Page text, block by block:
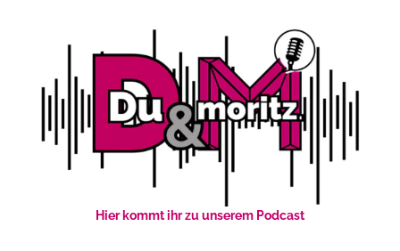
Hier kommt ihr zu unserem Podcast